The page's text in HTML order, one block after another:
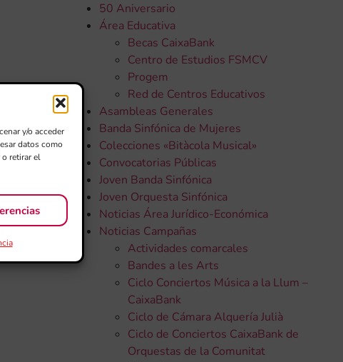
y/o acceder
datos como
retirar el
50 Aniversario
Área Educativa
Becas CaixaBank
Centro de Estudios FSMCV
Progem
Red de Centros Educativos
Asambleas Generales
Banda Sinfónica de Mujeres
Colecciones «Bitàcola Musical»
Convocatorias Públicas
Joven Banda Sinfónica
Joven Orquesta Sinfónica
Noticias Área Jurídico-Económica
Noticias Campañas
Actividades comarcales
Bandes a les Arts
Ciclo Conciertos Música a la Llum –
CaixaBank
Ciclo de Cámara Alquería Julià
Ciclo de Conciertos CaixaBank de
Orquestas de la Comunitat